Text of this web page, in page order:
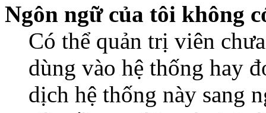
Ngôn ngữ của tôi không
Có thể quản trị viên
dùng vào hệ thống hay
dịch hệ thống này sang